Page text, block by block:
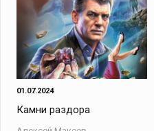
01.07.2024
Камни раздора